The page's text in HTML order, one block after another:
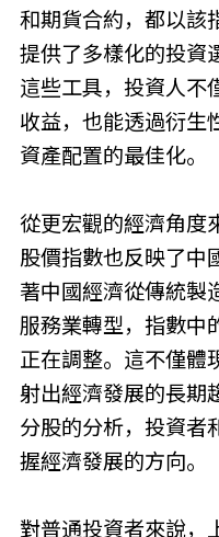
和期貨合約，都以該
提供了多樣化的投資
這些工具，投資人不
收益，也能透過衍生
資產配置的最佳化。
從更宏觀的經濟角度
股價指數也反映了中
著中國經濟從傳統製
服務業轉型，指數中
正在調整。這不僅體
射出經濟發展的長期
分股的分析，投資者
握經濟發展的方向。
對普通投資者來說，